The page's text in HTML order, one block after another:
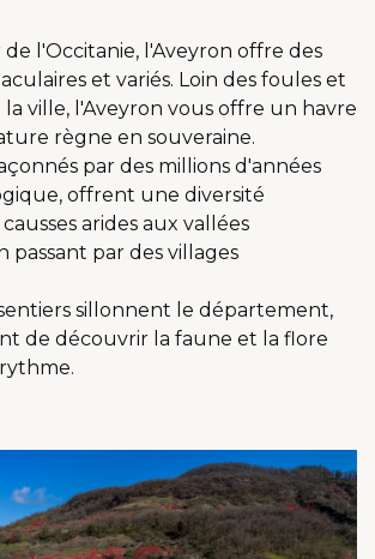
l'Occitanie, l'Aveyron offre des
et variés. Loin des foules et
ville, l'Aveyron vous offre un havre
règne en souveraine.
par des millions d'années
offrent une diversité
causses arides aux vallées
passant par des villages
sillonnent le département,
de découvrir la faune et la flore